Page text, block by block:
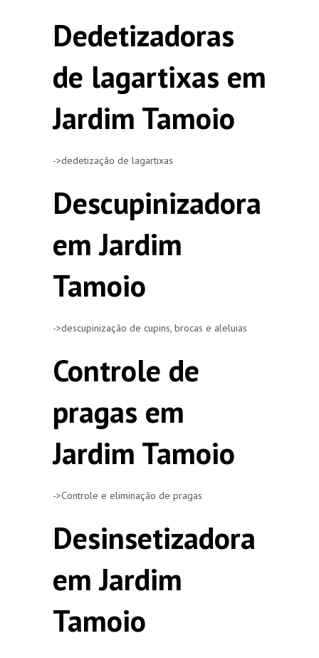
Dedetizadoras
de lagartixas em
Jardim Tamoio
->dedetização de lagartixas
Descupinizadora
em Jardim
Tamoio
->descupinização de cupins, brocas e aleluias
Controle de
pragas em
Jardim Tamoio
->Controle e eliminação de pragas
Desinsetizadora
em Jardim
Tamoio